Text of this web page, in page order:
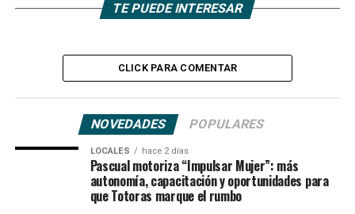
TE PUEDE INTERESAR
CLICK PARA COMENTAR
NOVEDADES POPULARES
LOCALES hace 2 días
Pascual motoriza “Impulsar Mujer”: más
autonomía, capacitación y oportunidades para
que Totoras marque el rumbo